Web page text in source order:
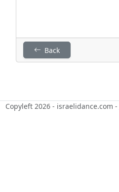
Back
Copyleft 2026 - israelidance.com -